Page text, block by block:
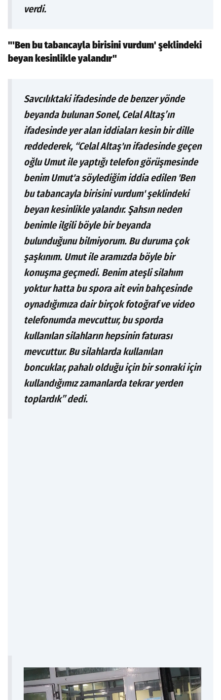
verdi.
"'Ben bu tabancayla birisini vurdum' şeklindeki
beyan kesinlikle yalandır"
Savcılıktaki ifadesinde de benzer yönde
beyanda bulunan Sonel, Celal Altaş’ın
ifadesinde yer alan iddiaları kesin bir dille
reddederek, “Celal Altaş'ın ifadesinde geçen
oğlu Umut ile yaptığı telefon görüşmesinde
benim Umut'a söylediğim iddia edilen 'Ben
bu tabancayla birisini vurdum' şeklindeki
beyan kesinlikle yalandır. Şahsın neden
benimle ilgili böyle bir beyanda
bulunduğunu bilmiyorum. Bu duruma çok
şaşkınım. Umut ile aramızda böyle bir
konuşma geçmedi. Benim ateşli silahım
yoktur hatta bu spora ait evin bahçesinde
oynadığımıza dair birçok fotoğraf ve video
telefonumda mevcuttur, bu sporda
kullanılan silahların hepsinin faturası
mevcuttur. Bu silahlarda kullanılan
boncuklar, pahalı olduğu için bir sonraki için
kullandığımız zamanlarda tekrar yerden
toplardık” dedi.